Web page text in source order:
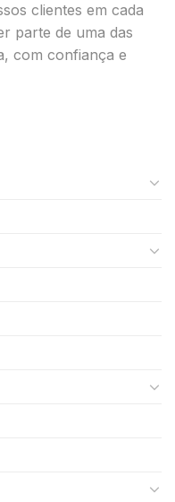
clientes em cada
parte de uma das
com confiança e